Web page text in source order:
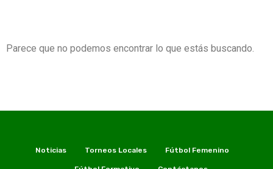
Parece que no podemos encontrar lo que estás buscando.
Noticias Torneos Locales Fútbol Femenino